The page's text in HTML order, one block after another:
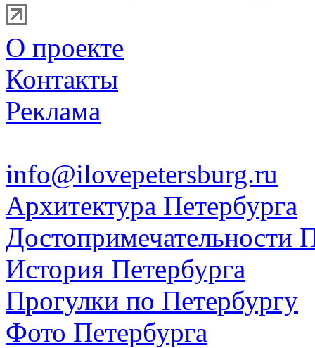
О проекте
Контакты
Реклама
info@ilovepetersburg.ru
Архитектура Петербурга
Достопримечательности
История Петербурга
Прогулки по Петербургу
Фото Петербурга